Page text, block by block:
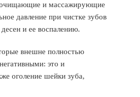
очищающие и массажирующие
давление при чистке зубов
и ее воспалению.
внешне полностью
это и
оголение шейки зуба,